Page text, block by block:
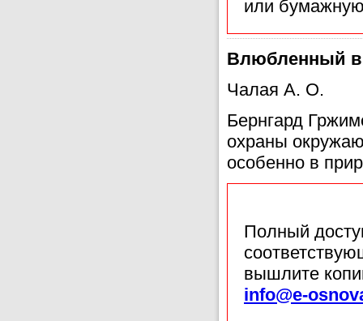
или
Влюбленный
Чалая А. О.
Бернгард
охраны
особенно в
Полный
вышлите
info@e-